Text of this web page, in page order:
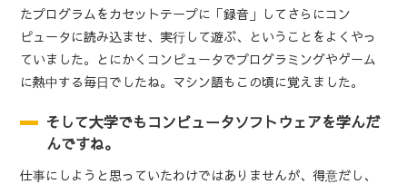
たプログラムをカセットテープに「録音」してさらにコン
ピュータに読み込ませ、実行して遊ぶ、ということをよくやっ
ていました。とにかくコンピュータでプログラミングやゲーム
に熱中する毎日でしたね。マシン語もこの頃に覚えました。
そして大学でもコンピュータソフトウェアを学んだ
んですね。
仕事にしようと思っていたわけではありませんが、得意だし、